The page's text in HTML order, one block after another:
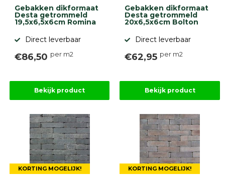
Gebakken dikformaat
Desta getrommeld
19,5x6,5x6cm Romina
Direct leverbaar
€86,50 per m2
Bekijk product
Gebakken dikformaat
Desta getrommeld
20x6,5x6cm Bolton
Direct leverbaar
€62,95 per m2
Bekijk product
KORTING MOGELIJK! KORTING MOGELIJK!